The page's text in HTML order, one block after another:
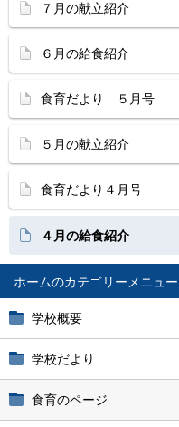
ホーム
学校概要
学校だより
食育のページ
７月の献立紹介
６月の給食紹介
食育だより ５月号
５月の献立紹介
食育だより４月号
４月の給食紹介